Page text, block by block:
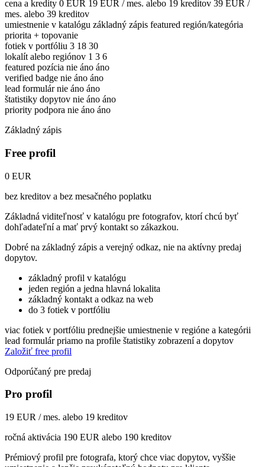
cena a kredity 0 EUR 19 EUR / mes. alebo 19 kreditov 39 EUR /
mes. alebo 39 kreditov
umiestnenie v katalógu základný zápis featured región/kategória
priorita + topovanie
fotiek v portfóliu 3 18 30
lokalít alebo regiónov 1 3 6
featured pozícia nie áno áno
verified badge nie áno áno
lead formulár nie áno áno
štatistiky dopytov nie áno áno
priority podpora nie áno áno
Základný zápis
Free profil
0 EUR
bez kreditov a bez mesačného poplatku
Základná viditeľnosť v katalógu pre fotografov, ktorí chcú byť
dohľadateľní a mať prvý kontakt so zákazkou.
Dobré na základný zápis a verejný odkaz, nie na aktívny predaj
dopytov.
základný profil v katalógu
jeden región a jedna hlavná lokalita
základný kontakt a odkaz na web
do 3 fotiek v portfóliu
viac fotiek v portfóliu prednejšie umiestnenie v regióne a kategórii
lead formulár priamo na profile štatistiky zobrazení a dopytov
Založiť free profil
Odporúčaný pre predaj
Pro profil
19 EUR / mes. alebo 19 kreditov
ročná aktivácia 190 EUR alebo 190 kreditov
Prémiový profil pre fotografa, ktorý chce viac dopytov, vyššie